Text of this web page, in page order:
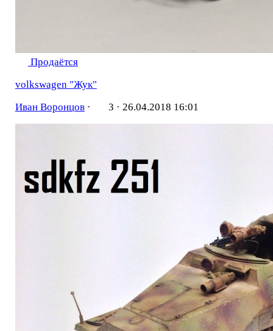
Продаётся
volkswagen "Жук"
Иван Воронцов· 3 · 26.04.2018 16:01